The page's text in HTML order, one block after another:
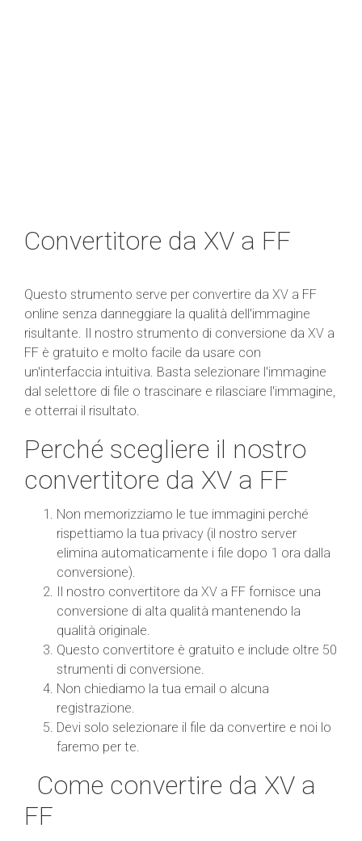
Convertitore da XV a FF
Questo strumento serve per convertire da XV a FF
online senza danneggiare la qualità dell'immagine
risultante. Il nostro strumento di conversione da XV a
FF è gratuito e molto facile da usare con
un'interfaccia intuitiva. Basta selezionare l'immagine
dal selettore di file o trascinare e rilasciare l'immagine,
e otterrai il risultato.
Perché scegliere il nostro
convertitore da XV a FF
Non memorizziamo le tue immagini perché
rispettiamo la tua privacy (il nostro server
elimina automaticamente i file dopo 1 ora dalla
conversione).
Il nostro convertitore da XV a FF fornisce una
conversione di alta qualità mantenendo la
qualità originale.
Questo convertitore è gratuito e include oltre 50
strumenti di conversione.
Non chiediamo la tua email o alcuna
registrazione.
Devi solo selezionare il file da convertire e noi lo
faremo per te.
Come convertire da XV a
FF